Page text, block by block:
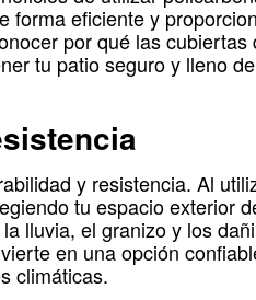
forma eficiente y
por qué las cubiertas
tu patio seguro y lleno
y resistencia. Al
tu espacio exterior
lluvia, el granizo y los
en una opción
climáticas.